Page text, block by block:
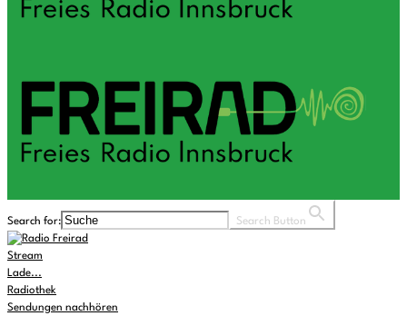
Search for: Search Button
Stream
Lade...
Radiothek
Sendungen nachhören